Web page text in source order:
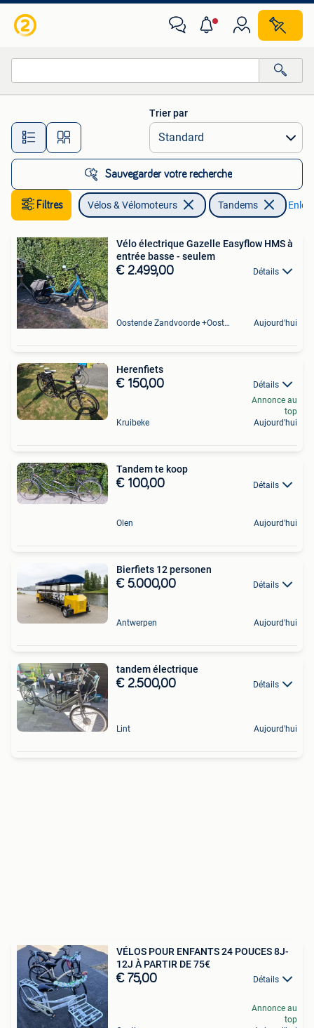
Toutes les distances…
Trier par
Sauvegarder votre recherche
Filtres Vélos & Vélomoteurs Tandems
Vélo électrique Gazelle Easyflow HMS à
entrée basse - seulem
€ 2.499,00 Détails
Oostende Zandvoorde +Oostende Aujourd'hui
Herenfiets
€ 150,00 Détails
Kruibeke
Annonce au
top
Aujourd'hui
Tandem te koop
€ 100,00 Détails
Olen Aujourd'hui
Bierfiets 12 personen
€ 5.000,00 Détails
Antwerpen Aujourd'hui
tandem électrique
€ 2.500,00 Détails
Lint Aujourd'hui
VÉLOS POUR ENFANTS 24 POUCES 8J-
12J À PARTIR DE 75€
€ 75,00 Détails
Annonce au
top